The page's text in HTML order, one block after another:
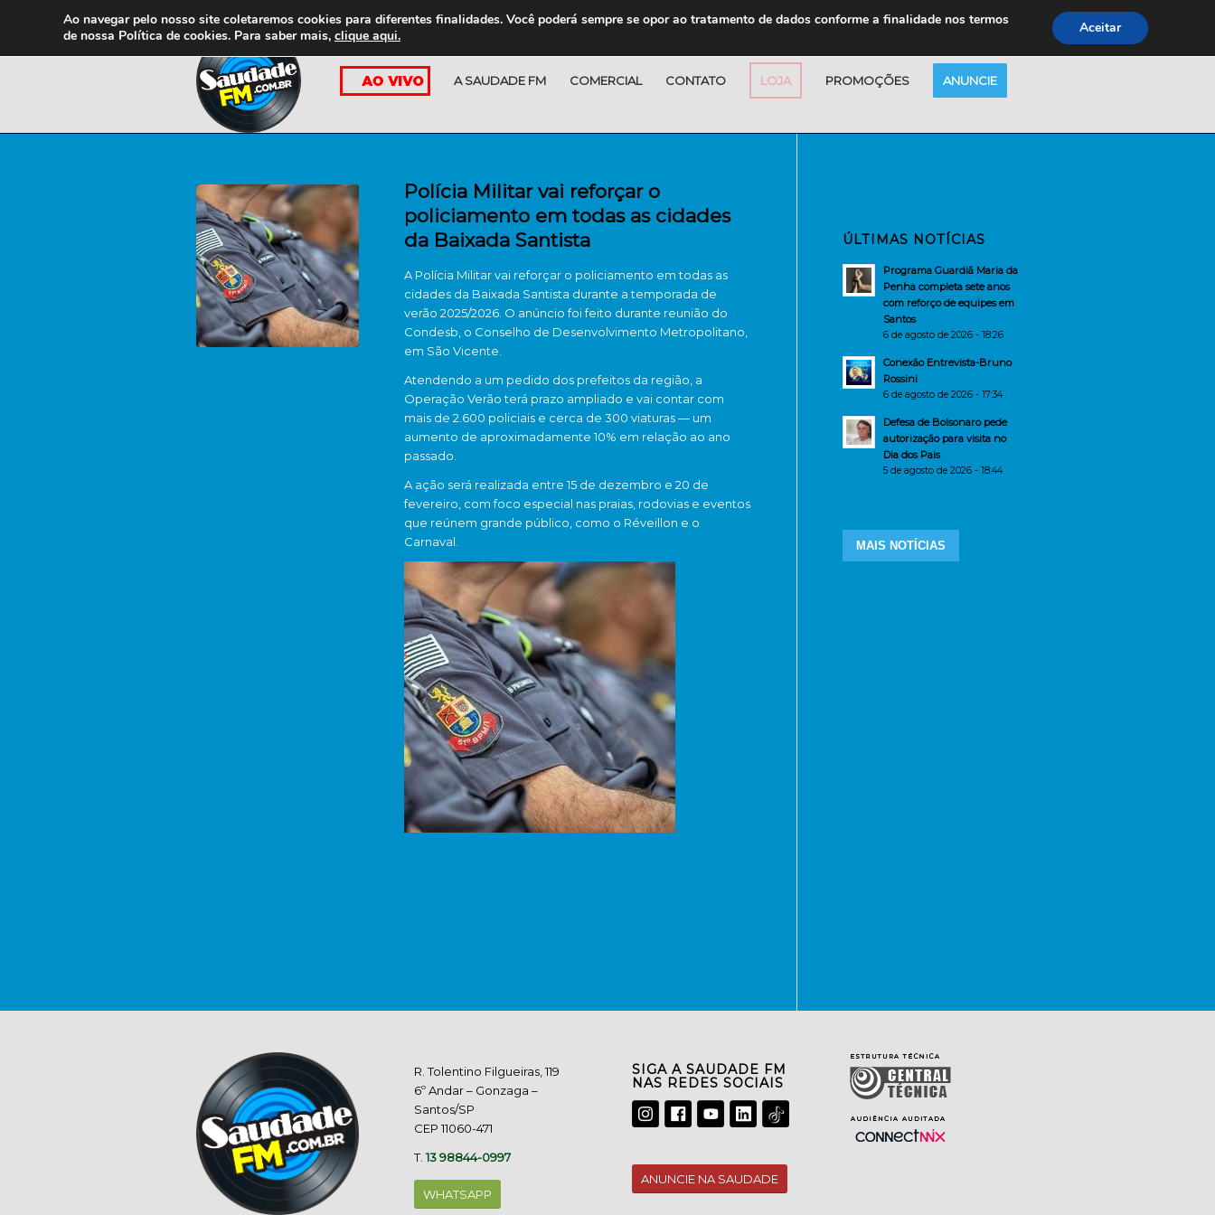
A SAUDADE FM COMERCIAL CONTATO LOJA PROMOÇÕES ANUNCIE
Polícia Militar vai reforçar o
policiamento em todas as cidades
da Baixada Santista
A Polícia Militar vai reforçar o policiamento em todas as
cidades da Baixada Santista durante a temporada de
verão 2025/2026. O anúncio foi feito durante reunião do
Condesb, o Conselho de Desenvolvimento Metropolitano,
em São Vicente.
Atendendo a um pedido dos prefeitos da região, a
Operação Verão terá prazo ampliado e vai contar com
mais de 2.600 policiais e cerca de 300 viaturas — um
aumento de aproximadamente 10% em relação ao ano
passado.
A ação será realizada entre 15 de dezembro e 20 de
fevereiro, com foco especial nas praias, rodovias e eventos
que reúnem grande público, como o Réveillon e o
Carnaval.
ÚLTIMAS NOTÍCIAS
Programa Guardiã Maria da
Penha completa sete anos
com reforço de equipes em
Santos
6 de agosto de 2026 - 18:26
Conexão Entrevista-Bruno
Rossini
6 de agosto de 2026 - 17:34
Defesa de Bolsonaro pede
autorização para visita no
Dia dos Pais
5 de agosto de 2026 - 18:44
MAIS NOTÍCIAS
R. Tolentino Filgueiras, 119
6º Andar – Gonzaga –
Santos/SP
CEP 11060-471
T.13 98844-0997
WHATSAPP
SIGA A SAUDADE FM
NAS REDES SOCIAIS
ANUNCIE NA SAUDADE
Ao navegar pelo nosso site coletaremos cookies para diferentes finalidades. Você poderá sempre se opor ao tratamento de dados conforme a finalidade nos termos
de nossa Política de cookies. Para saber mais, clique aqui. Aceitar